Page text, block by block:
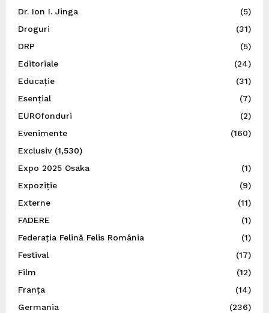
Dr. Ion I. Jinga
(5)
Droguri
(31)
DRP
(5)
Editoriale
(24)
Educație
(31)
Esențial
(7)
EUROfonduri
(2)
Evenimente
(160)
Exclusiv(1,530)
Expo 2025 Osaka
(1)
Expoziție
(9)
Externe
(11)
FADERE
(1)
Federația Felină Felis România
(1)
Festival
(17)
Film
(12)
Franța
(14)
Germania
(236)